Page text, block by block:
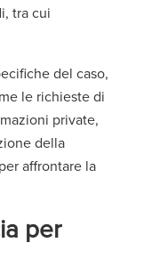
tra cui
del caso,
le richieste di
private,
della
affrontare la
per